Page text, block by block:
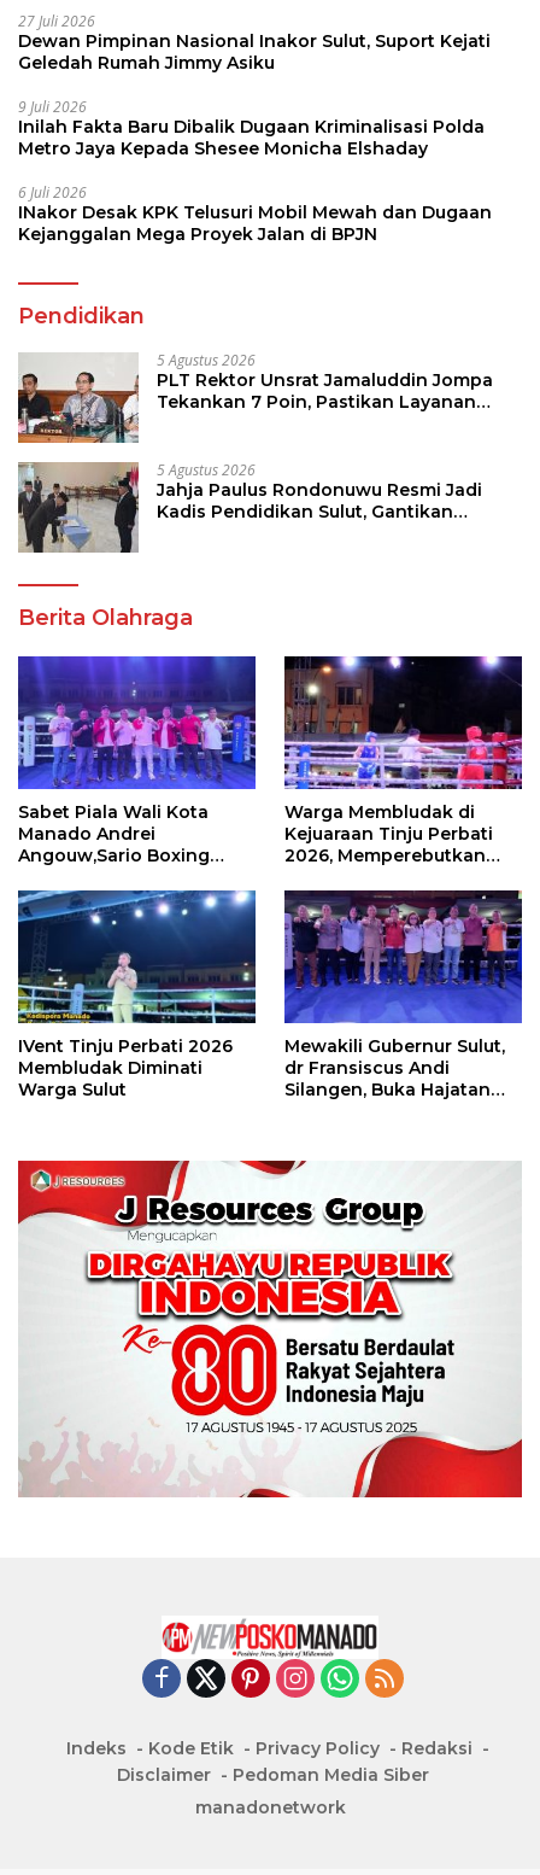
27 Juli 2026
Dewan Pimpinan Nasional Inakor Sulut, Suport Kejati
Geledah Rumah Jimmy Asiku
9 Juli 2026
Inilah Fakta Baru Dibalik Dugaan Kriminalisasi Polda
Metro Jaya Kepada Shesee Monicha Elshaday
6 Juli 2026
INakor Desak KPK Telusuri Mobil Mewah dan Dugaan
Kejanggalan Mega Proyek Jalan di BPJN
Pendidikan
5 Agustus 2026
PLT Rektor Unsrat Jamaluddin Jompa
Tekankan 7 Poin, Pastikan Layanan
5 Agustus 2026
Jahja Paulus Rondonuwu Resmi Jadi
Kadis Pendidikan Sulut, Gantikan
Berita Olahraga
Sabet Piala Wali Kota
Manado Andrei
Angouw,Sario Boxing
Perbati 2026
Warga Membludak di
Kejuaraan Tinju Perbati
2026, Memperebutkan
IVent Tinju Perbati 2026
Membludak Diminati
Warga Sulut
Mewakili Gubernur Sulut,
dr Fransiscus Andi
Silangen, Buka Hajatan
Indeks Kode Etik Privacy Policy
Redaksi
Disclaimer
Pedoman Media Siber
manadonetwork